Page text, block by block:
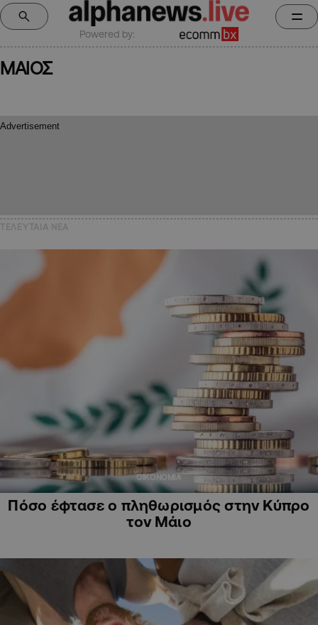
Powered by:
ΜΑΙΟΣ
ΟΙΚΟΝΟΜΙΑ
Πόσο έφτασε ο πληθωρισμός στην Κύπρο
τον Μάιο